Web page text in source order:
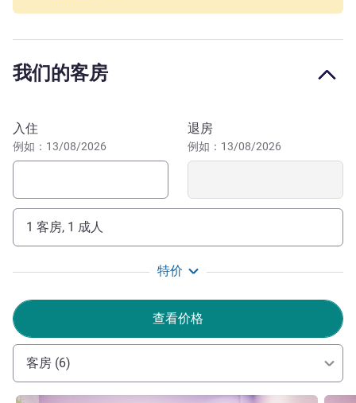
统、时尚的咖啡厅和便捷的城市交通。对于追求高性价比、
方便快捷以及地道新加坡体验的游客来说，这里是理想之
选。
我们的客房
预订此酒店
入住
例如：13/08/2026
退房
例如：13/08/2026
1 客房, 1 成人
特价
查看价格
客房 (6)